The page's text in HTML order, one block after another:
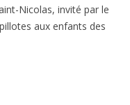
Nicolas, invité par le
aux enfants des